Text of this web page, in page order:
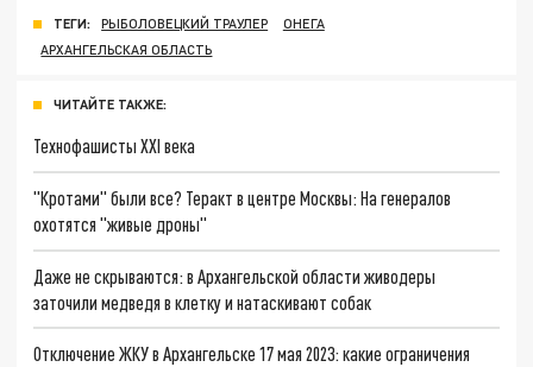
ТЕГИ: РЫБОЛОВЕЦКИЙ ТРАУЛЕР
ОНЕГА
АРХАНГЕЛЬСКАЯ ОБЛАСТЬ
ЧИТАЙТЕ ТАКЖЕ:
Технофашисты XXI века
"Кротами" были все? Теракт в центре Москвы: На генералов
охотятся "живые дроны"
Даже не скрываются: в Архангельской области живодеры
заточили медведя в клетку и натаскивают собак
Отключение ЖКУ в Архангельске 17 мая 2023: какие ограничения